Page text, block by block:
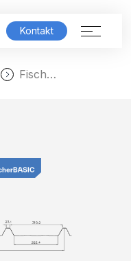
Kontakt
FischerTRAPEZ KD 45/333 LS